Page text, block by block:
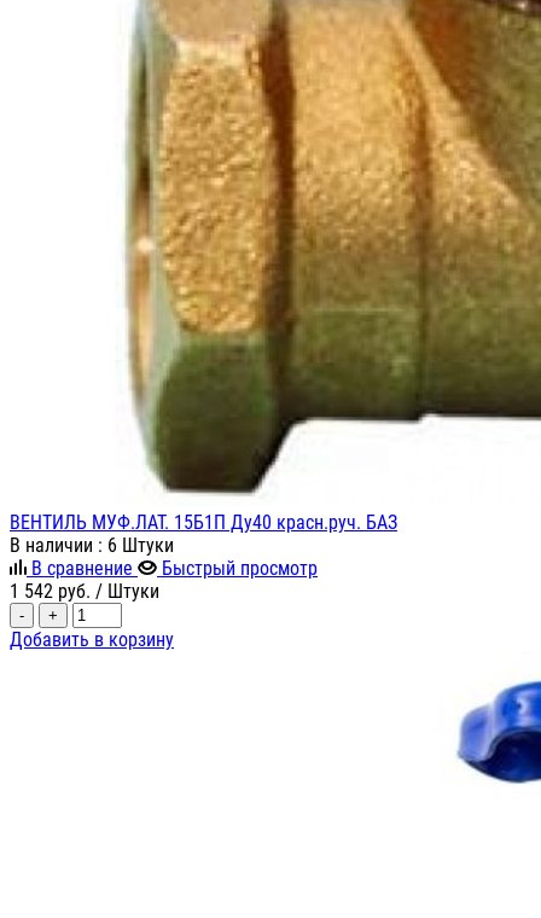
ВЕНТИЛЬ МУФ.ЛАТ. 15Б1П Ду40 красн.руч. БАЗ
В наличии : 6 Штуки
В сравнение
Быстрый просмотр
1 542 руб. / Штуки
- +
Добавить в корзину